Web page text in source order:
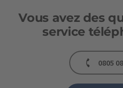
Vous avez des
service
0805